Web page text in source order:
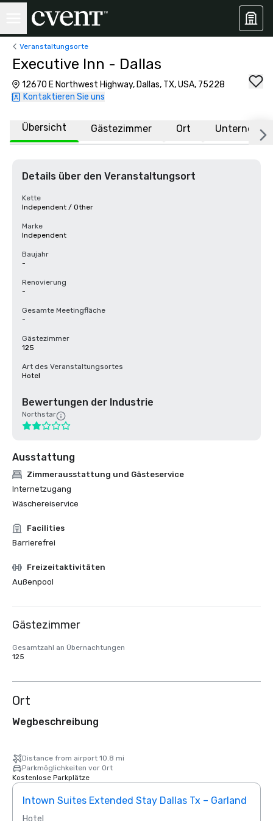
Veranstaltungsorte
Executive Inn - Dallas
12670 E Northwest Highway, Dallas, TX, USA, 75228
Kontaktieren Sie uns
Übersicht Gästezimmer Ort
Details über den Veranstaltungsort
Kette
Independent / Other
Marke
Independent
Baujahr
-
Renovierung
-
Gesamte Meetingfläche
-
Gästezimmer
125
Art des Veranstaltungsortes
Hotel
Bewertungen der Industrie
Northstar
Ausstattung
Zimmerausstattung und Gästeservice
Internetzugang
Wäschereiservice
Facilities
Barrierefrei
Freizeitaktivitäten
Außenpool
Gästezimmer
Gesamtzahl an Übernachtungen
125
Ort
Wegbeschreibung
Distance from airport 10.8 mi
Parkmöglichkeiten vor Ort
Kostenlose Parkplätze
Intown Suites Extended Stay Dallas Tx – Garland
Hotel